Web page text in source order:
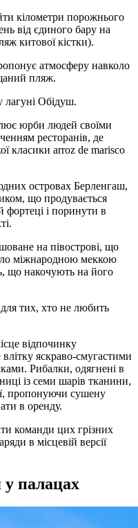
кілометри порожнього
від єдиного бару на
китової кістки).
атмосферу навколо
пляж.
лагуні Обідуш.
юрби людей своїми
ресторанів, де
класики arroz de marisco
островах Берленгаш,
що продувається
фортеці і поринути в
на півострові, що
міжнародною меккою
що накочують на його
тих, хто не любить
відпочинку
яскраво-смугастими
Рибалки, одягнені в
із семи шарів тканини,
пропонуючи сушену
в оренду.
команди цих грізних
в місцевій версії
палацах